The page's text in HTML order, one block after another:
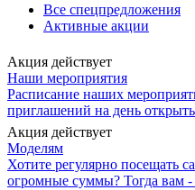
Все спецпредложения
Активные акции
Акция действует
Наши мероприятия
Расписание наших
приглашений на день
Акция действует
Моделям
Хотите регулярно посещать
огромные суммы? Тогда вам